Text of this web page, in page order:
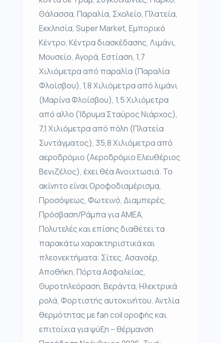
Θάλασσα, Παραλία, Σχολείο, Πλατεία,
Εκκλησία, Super Market, Εμπορικό
Κέντρο, Κέντρα διασκέδασης, Λιμάνι,
Μουσείο, Αγορά, Εστίαση, 1,7
Χιλιόμετρα από παραλία (Παραλία
Φλοίσβου), 1,8 Χιλιόμετρα από λιμάνι
(Μαρίνα Φλοίσβου), 1,5 Χιλιόμετρα
από αλλο (Ίδρυμα Σταύρος Νιάρχος),
7,1 Χιλιόμετρα από πόλη (Πλατεία
Συντάγματος), 35,8 Χιλιόμετρα από
αεροδρόμιο (Αεροδρόμιο Ελευθέριος
Βενιζέλος), έχει θέα Ανοιχτωσιά. Το
ακίνητο είναι Οροφοδιαμέρισμα,
Προσόψεως, Φωτεινό, Διαμπερές,
Πρόσβαση/Ράμπα για ΑΜΕΑ,
Πολυτελές και επίσης διαθέτει τα
παρακάτω χαρακτηριστικά και
πλεονεκτήματα: Σίτες, Ασανσέρ,
Αποθήκη, Πόρτα Ασφαλείας,
Θυροτηλεόραση, Βεράντα, Ηλεκτρικά
ρολά, Φορτιστής αυτοκινήτου. Αντλία
θερμότητας με fan coil οροφής και
επιτοίχια για ψύξη – θέρμανση